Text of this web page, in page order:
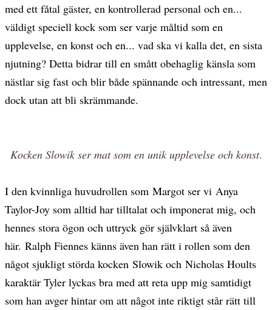
med ett fåtal gäster, en kontrollerad personal och en...
väldigt speciell kock som ser varje måltid som en
upplevelse, en konst och en... vad ska vi kalla det, en sista
njutning? Detta bidrar till en smått obehaglig känsla som
nästlar sig fast och blir både spännande och intressant, men
dock utan att bli skrämmande.
Kocken Slowik ser mat som en unik upplevelse och konst.
I den kvinnliga huvudrollen som Margot ser vi Anya
Taylor-Joy som alltid har tilltalat och imponerat mig, och
hennes stora ögon och uttryck gör självklart så även
här. Ralph Fiennes känns även han rätt i rollen som den
något sjukligt störda kocken Slowik och Nicholas Hoults
karaktär Tyler lyckas bra med att reta upp mig samtidigt
som han avger hintar om att något inte riktigt står rätt till